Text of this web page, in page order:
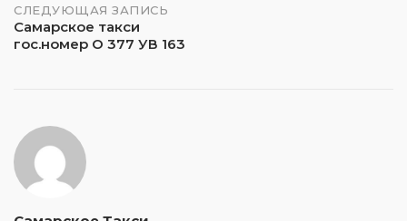
записям
СЛЕДУЮЩАЯ ЗАПИСЬ
Самарское такси
гос.номер О 377 УВ 163